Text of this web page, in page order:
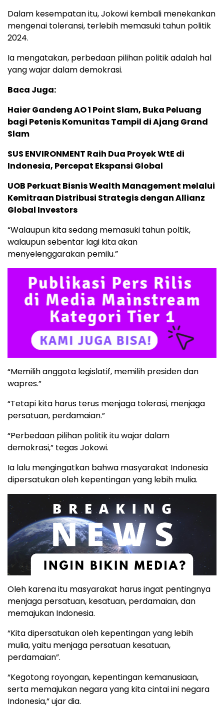
Dalam kesempatan itu, Jokowi kembali menekankan
mengenai toleransi, terlebih memasuki tahun politik
2024.
Ia mengatakan, perbedaan pilihan politik adalah hal
yang wajar dalam demokrasi.
Baca Juga:
Haier Gandeng AO 1 Point Slam, Buka Peluang
bagi Petenis Komunitas Tampil di Ajang Grand
Slam
SUS ENVIRONMENT Raih Dua Proyek WtE di
Indonesia, Percepat Ekspansi Global
UOB Perkuat Bisnis Wealth Management melalui
Kemitraan Distribusi Strategis dengan Allianz
Global Investors
“Walaupun kita sedang memasuki tahun poltik,
walaupun sebentar lagi kita akan
menyelenggarakan pemilu.”
“Memilih anggota legislatif, memilih presiden dan
wapres.”
“Tetapi kita harus terus menjaga tolerasi, menjaga
persatuan, perdamaian.”
“Perbedaan pilihan politik itu wajar dalam
demokrasi,” tegas Jokowi.
Ia lalu mengingatkan bahwa masyarakat Indonesia
dipersatukan oleh kepentingan yang lebih mulia.
Oleh karena itu masyarakat harus ingat pentingnya
menjaga persatuan, kesatuan, perdamaian, dan
memajukan Indonesia.
“Kita dipersatukan oleh kepentingan yang lebih
mulia, yaitu menjaga persatuan kesatuan,
perdamaian”.
“Kegotong royongan, kepentingan kemanusiaan,
serta memajukan negara yang kita cintai ini negara
Indonesia,” ujar dia.